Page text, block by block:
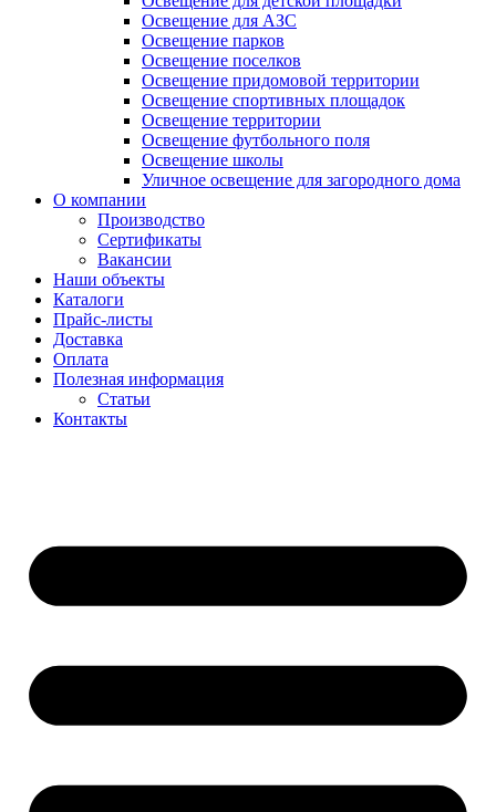
Освещение для АЗС
Освещение парков
Освещение поселков
Освещение придомовой территории
Освещение спортивных площадок
Освещение территории
Освещение футбольного поля
Освещение школы
Уличное освещение для загородного дома
О компании
Производство
Сертификаты
Вакансии
Наши объекты
Каталоги
Прайс-листы
Доставка
Оплата
Полезная информация
Статьи
Контакты